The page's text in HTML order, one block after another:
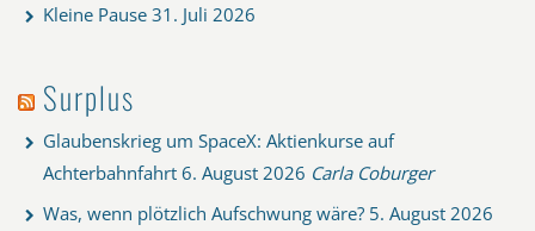
Kleine Pause 31. Juli 2026
Surplus
Glaubenskrieg um SpaceX: Aktienkurse auf
Achterbahnfahrt 6. August 2026 Carla Coburger
Was, wenn plötzlich Aufschwung wäre? 5. August 2026